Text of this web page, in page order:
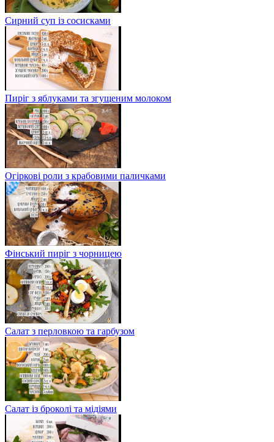
Сирний суп із сосисками
Пиріг з яблуками та згущеним молоком
Огіркові роли з крабовими паличками
Фінський пиріг з чорницею
Салат з перловкою та гарбузом
Салат із броколі та мідіями